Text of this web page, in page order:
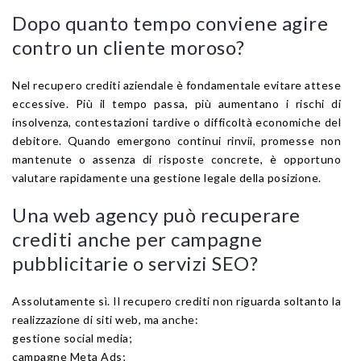
Dopo quanto tempo conviene agire
contro un cliente moroso?
Nel recupero crediti aziendale è fondamentale evitare attese
eccessive. Più il tempo passa, più aumentano i rischi di
insolvenza, contestazioni tardive o difficoltà economiche del
debitore. Quando emergono continui rinvii, promesse non
mantenute o assenza di risposte concrete, è opportuno
valutare rapidamente una gestione legale della posizione.
Una web agency può recuperare
crediti anche per campagne
pubblicitarie o servizi SEO?
Assolutamente sì. Il recupero crediti non riguarda soltanto la
realizzazione di siti web, ma anche:
gestione social media;
campagne Meta Ads;